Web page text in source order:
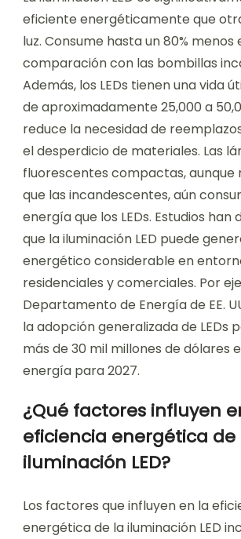
eficiente energéticamente que
luz. Consume hasta un 80%
comparación con las bombillas
Además, los LEDs tienen una vida
de aproximadamente 25,000 a
reduce la necesidad de
el desperdicio de materiales. Las
fluorescentes compactas, aunque
que las incandescentes, aún
energía que los LEDs. Estudios han
que la iluminación LED puede
energético considerable en
residenciales y comerciales. Por
Departamento de Energía de EE.
la adopción generalizada de LEDs
más de 30 mil millones de dólares
energía para 2027.
¿Qué factores influyen
eficiencia energética de
iluminación LED?
Los factores que influyen en la
energética de la iluminación LED